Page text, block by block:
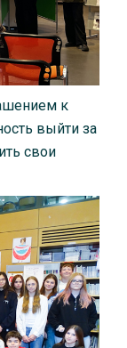
к
выйти за
свои